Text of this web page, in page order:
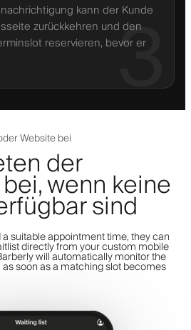
3
kann der Kunde
zurückkehren und den
reservieren, bevor er
Website bei
der
wenn keine
sind
suitable appointment time, they can
directly from your custom mobile
will automatically monitor the
soon as a matching slot becomes